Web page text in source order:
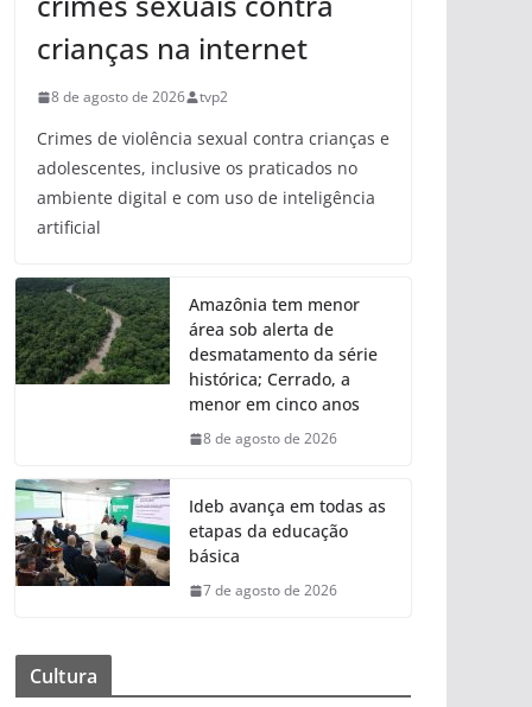
crianças na internet
8 de agosto de 2026 tvp2
Crimes de violência sexual contra crianças e
adolescentes, inclusive os praticados no
ambiente digital e com uso de inteligência
artificial
Amazônia tem menor
área sob alerta de
desmatamento da série
histórica; Cerrado, a
menor em cinco anos
8 de agosto de 2026
Ideb avança em todas as
etapas da educação
básica
7 de agosto de 2026
Cultura